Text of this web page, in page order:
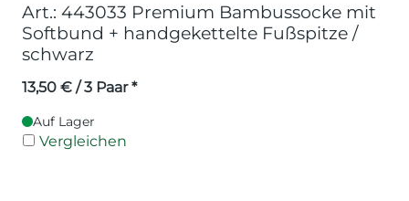
Art.: 443033 Premium Bambussocke mit
Softbund + handgekettelte Fußspitze /
schwarz
13,50 € / 3 Paar *
Auf Lager
Vergleichen